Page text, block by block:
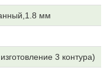
мм
3 контура)